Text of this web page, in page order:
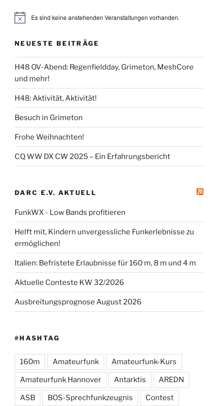
Es sind keine anstehenden Veranstaltungen vorhanden.
NEUESTE BEITRÄGE
H48 OV-Abend: Regenfieldday, Grimeton, MeshCore
und mehr!
H48: Aktivität, Aktivität!
Besuch in Grimeton
Frohe Weihnachten!
CQ WW DX CW 2025 – Ein Erfahrungsbericht
DARC E.V. AKTUELL
FunkWX - Low Bands profitieren
Helft mit, Kindern unvergessliche Funkerlebnisse zu
ermöglichen!
Italien: Befristete Erlaubnisse für 160 m, 8 m und 4 m
Aktuelle Conteste KW 32/2026
Ausbreitungsprognose August 2026
#HASHTAG
160m Amateurfunk Amateurfunk-Kurs
Amateurfunk Hannover Antarktis AREDN
ASB BOS-Sprechfunkzeugnis Contest